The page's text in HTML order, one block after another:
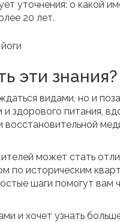
уточнения: о какой
20 лет.
эти знания?
видами, но и
здорового питания,
может стать
по историческим
шаги помогут вам
и хочет узнать